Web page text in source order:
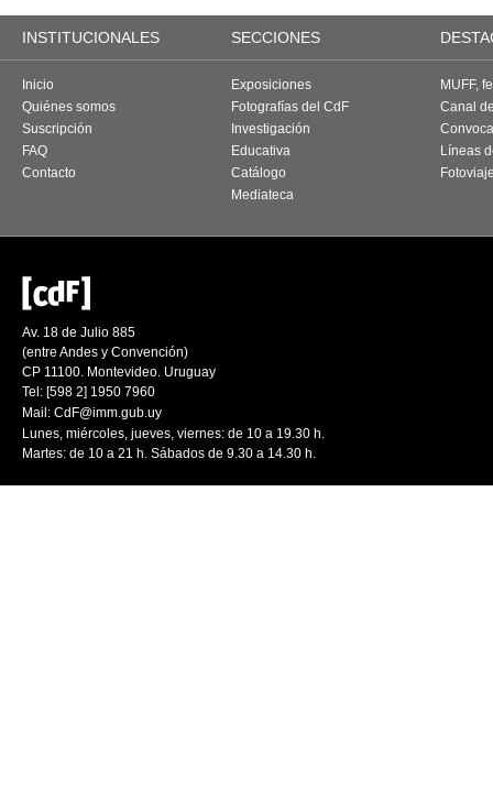
INSTITUCIONALES SECCIONES
Inicio
Quiénes somos
Suscripción
FAQ
Contacto
Exposiciones
Fotografías del CdF
Investigación
Educativa
Catálogo
Mediateca
MUFF,
Canal
Líneas
Av. 18 de Julio 885
(entre Andes y Convención)
CP 11100. Montevideo. Uruguay
Tel: [598 2] 1950 7960
Mail: CdF@imm.gub.uy
Lunes, miércoles, jueves, viernes: de 10 a 19.30 h.
Martes: de 10 a 21 h. Sábados de 9.30 a 14.30 h.